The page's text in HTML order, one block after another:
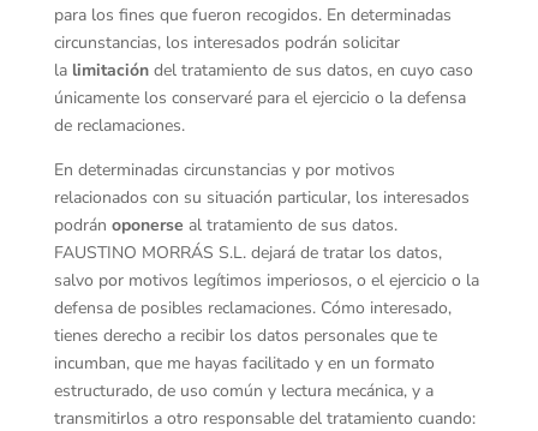
para los fines que fueron recogidos. En determinadas
circunstancias, los interesados podrán solicitar
la limitación del tratamiento de sus datos, en cuyo caso
únicamente los conservaré para el ejercicio o la defensa
de reclamaciones.
En determinadas circunstancias y por motivos
relacionados con su situación particular, los interesados
podrán oponerse al tratamiento de sus datos.
FAUSTINO MORRÁS S.L. dejará de tratar los datos,
salvo por motivos legítimos imperiosos, o el ejercicio o la
defensa de posibles reclamaciones. Cómo interesado,
tienes derecho a recibir los datos personales que te
incumban, que me hayas facilitado y en un formato
estructurado, de uso común y lectura mecánica, y a
transmitirlos a otro responsable del tratamiento cuando: